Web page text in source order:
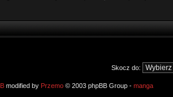
Skocz do:
modified by Przemo © 2003 phpBB Group - manga